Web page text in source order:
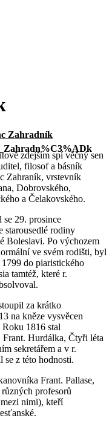
Zahradník
zdejším spí věčný sen
filosof a básník
Zahraník, vrstevník
Dobrovského,
a Čelakovského.
se 29. prosince
starousedlé rodiny
Boleslavi. Po výchozem
ve svém rodišti, byl
do piaristického
tamtéž, které r.
za krátko
na kněze vysvěcen
1816 stal
Frant. Hurdálka, Čtyři léta
sekretářem a v r.
se z této hodnosti.
Frant. Pallase,
profesorů
nimi), kteří